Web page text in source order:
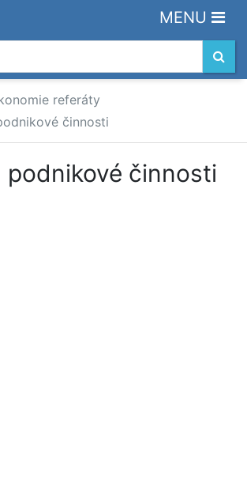
MENU
referáty
činnosti
podnikové činnosti